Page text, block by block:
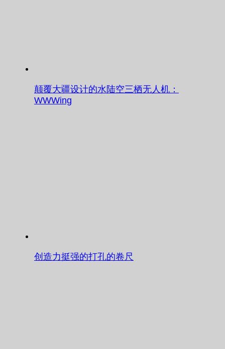
颠覆大疆设计的水陆空三栖无人机：
WWWing
创造力挺强的打孔的卷尺